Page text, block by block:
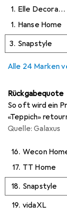
1. Elle Decoration
1. Hanse Home
3. Snapstyle
Alle 24 Marken
Rückgabequote
So oft wird ein
«Teppich»
Quelle: Galaxus
16. Wecon
17. TT Home
18. Snapstyle
19. vidaXL